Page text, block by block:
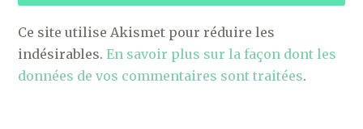
Ce site utilise Akismet pour réduire les
indésirables.En savoir plus sur la façon dont les
données de vos commentaires sont traitées.